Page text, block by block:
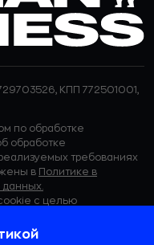
КПП 772501001,
по обработке
обработке
требованиях
в
Политике в
с целью
пользовательские